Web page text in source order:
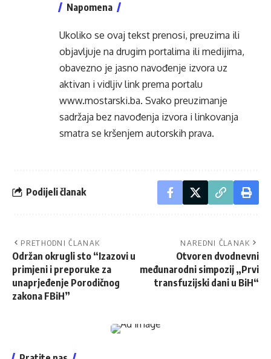
Napomena
Ukoliko se ovaj tekst prenosi, preuzima ili
objavljuje na drugim portalima ili medijima,
obavezno je jasno navođenje izvora uz
aktivan i vidljiv link prema portalu
www.mostarski.ba. Svako preuzimanje
sadržaja bez navođenja izvora i linkovanja
smatra se kršenjem autorskih prava.
Podijeli članak
PRETHODNI ČLANAK
Održan okrugli sto “Izazovi u
primjeni i preporuke za
unaprjeđenje Porodičnog
zakona FBiH”
NAREDNI ČLANAK
Otvoren dvodnevni
međunarodni simpozij „Prvi
transfuzijski dani u BiH“